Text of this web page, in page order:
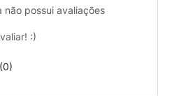
não possui avaliações
:)
(0)